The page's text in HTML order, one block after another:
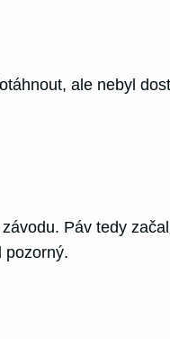
ale nebyl
Páv tedy
pozorný.